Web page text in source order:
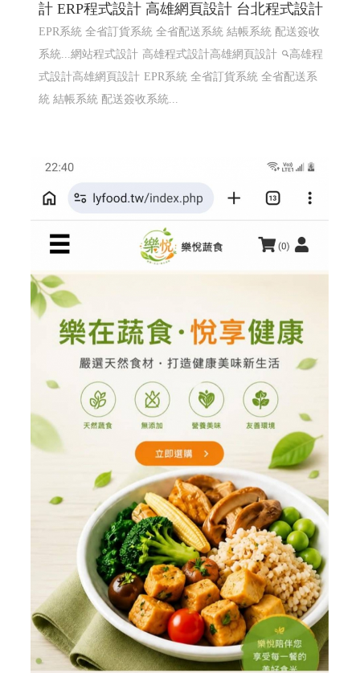
計 ERP程式設計 高雄網頁設計 台北程式設計
EPR系統 全省訂貨系統 全省配送系統 結帳系統 配送簽收
系統...網站程式設計 高雄程式設計高雄網頁設計
高雄程
式設計高雄網頁設計 EPR系統 全省訂貨系統 全省配送系
統 結帳系統 配送簽收系統...